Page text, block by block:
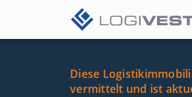
Diese
vermittelt und ist